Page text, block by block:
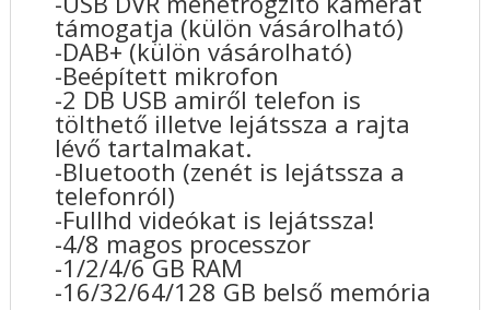
támogatja (külön vásárolható)
-DAB+ (külön vásárolható)
-Beépített mikrofon
-2 DB USB amiről telefon is
tölthető illetve lejátssza a rajta
lévő tartalmakat.
-Bluetooth (zenét is lejátssza a
telefonról)
-Fullhd videókat is lejátssza!
-4/8 magos processzor
-1/2/4/6 GB RAM
-16/32/64/128 GB belső memória